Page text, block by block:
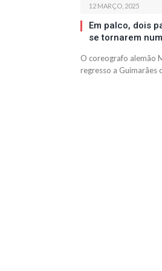
12 MARÇO, 2025
Em palco, dois
se tornarem
O coreografo alemão
regresso a Guimarães